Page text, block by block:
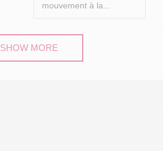
mouvement à la...
SHOW MORE